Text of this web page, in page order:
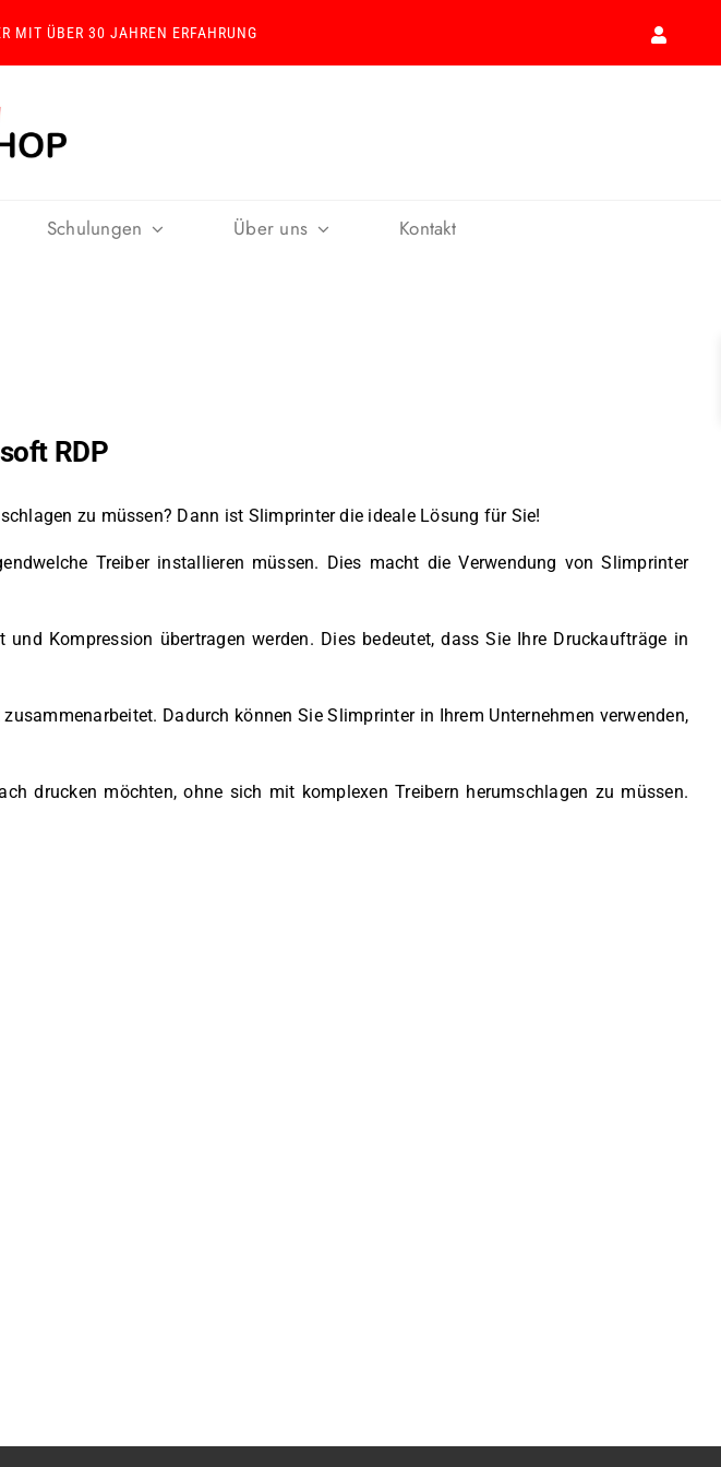
MIT ÜBER 30 JAHREN ERFAHRUNG
Schulungen Über uns Kontakt
RDP
zu müssen? Dann ist Slimprinter die ideale Lösung für Sie!
Treiber installieren müssen. Dies macht die Verwendung von Slimprinter
Kompression übertragen werden. Dies bedeutet, dass Sie Ihre Druckaufträge in
Dadurch können Sie Slimprinter in Ihrem Unternehmen verwenden,
drucken möchten, ohne sich mit komplexen Treibern herumschlagen zu müssen.